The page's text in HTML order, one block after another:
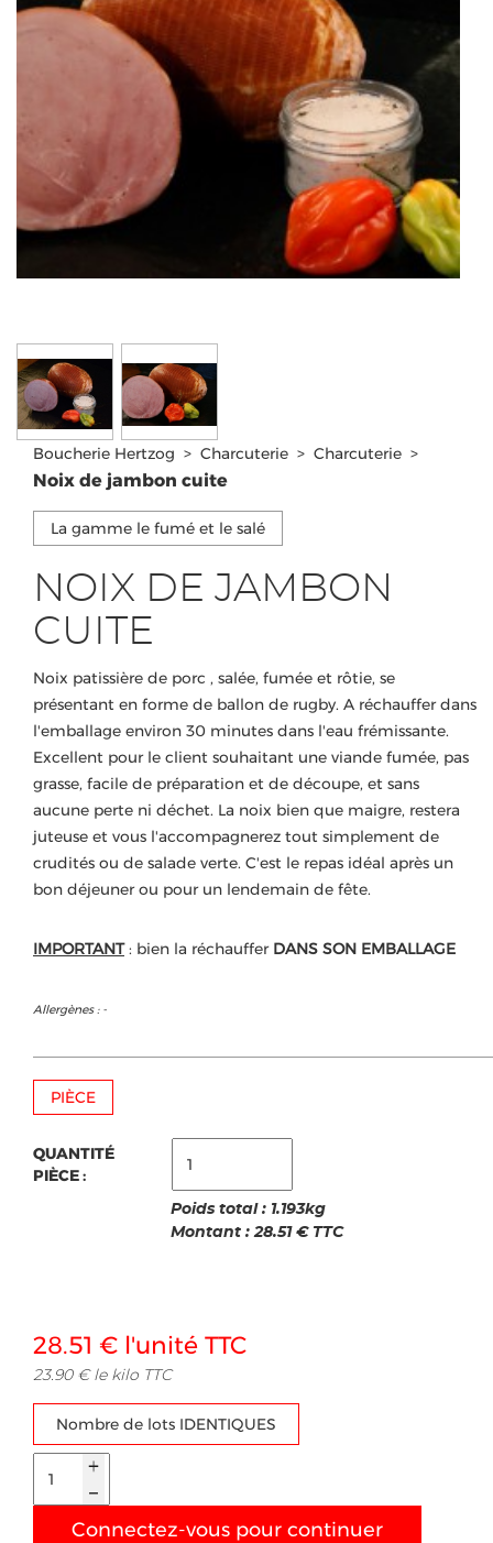
Boucherie Hertzog > Charcuterie > Charcuterie >
Noix de jambon cuite
La gamme le fumé et le salé
NOIX DE JAMBON
CUITE
Noix patissière de porc , salée, fumée et rôtie, se
présentant en forme de ballon de rugby. A réchauffer dans
l'emballage environ 30 minutes dans l'eau frémissante.
Excellent pour le client souhaitant une viande fumée, pas
grasse, facile de préparation et de découpe, et sans
aucune perte ni déchet. La noix bien que maigre, restera
juteuse et vous l'accompagnerez tout simplement de
crudités ou de salade verte. C'est le repas idéal après un
bon déjeuner ou pour un lendemain de fête.
IMPORTANT: bien la réchauffer DANS SON EMBALLAGE
Allergènes : -
PIÈCE
QUANTITÉ
PIÈCE :
Poids total : 1.193kg
Montant :28.51€ TTC
28.51 € l'unité TTC
23.90 € le kilo TTC
Nombre de lots IDENTIQUES
Connectez-vous pour continuer